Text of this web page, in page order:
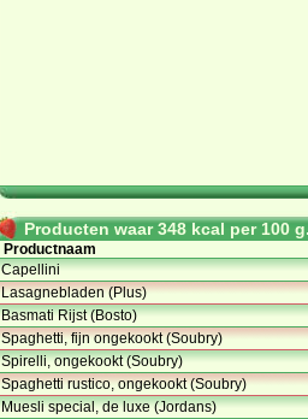
Producten waar 348 kcal per 100
Productnaam
Capellini
Lasagnebladen (Plus)
Basmati Rijst (Bosto)
Spaghetti, fijn ongekookt (Soubry)
Spirelli, ongekookt (Soubry)
Spaghetti rustico, ongekookt (Soubry)
Muesli special, de luxe (Jordans)